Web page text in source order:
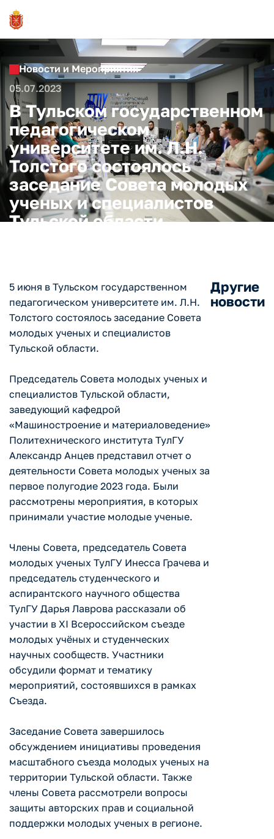
Новости и Мероприятия
05.07.2023
В Тульском государственном
педагогическом
университете им. Л.Н.
Толстого состоялось
заседание Совета молодых
ученых и специалистов
Тульской области
5 июня в Тульском государственном
педагогическом университете им. Л.Н.
Толстого состоялось заседание Совета
молодых ученых и специалистов
Тульской области.
Председатель Совета молодых ученых и
специалистов Тульской области,
заведующий кафедрой
«Машиностроение и материаловедение»
Политехнического института ТулГУ
Александр Анцев представил отчет о
деятельности Совета молодых ученых за
первое полугодие 2023 года. Были
рассмотрены мероприятия, в которых
принимали участие молодые ученые.
Члены Совета, председатель Совета
молодых ученых ТулГУ Инесса Грачева и
председатель студенческого и
аспирантского научного общества
ТулГУ Дарья Лаврова рассказали об
участии в XI Всероссийском съезде
молодых учёных и студенческих
научных сообществ. Участники
обсудили формат и тематику
мероприятий, состоявшихся в рамках
Съезда.
Заседание Совета завершилось
обсуждением инициативы проведения
масштабного съезда молодых ученых на
территории Тульской области. Также
члены Совета рассмотрели вопросы
защиты авторских прав и социальной
поддержки молодых ученых в регионе.
Другие
новости